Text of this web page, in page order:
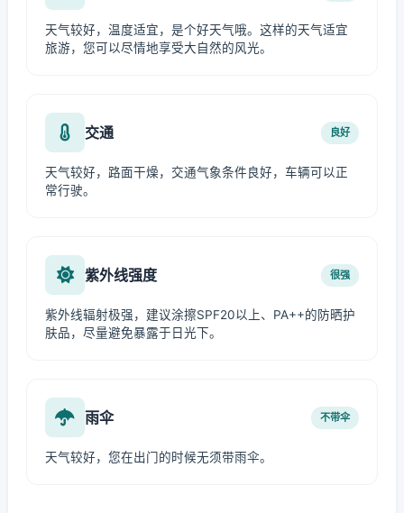
天气较好，温度适宜，是个好天气哦。这样的天气适宜
旅游，您可以尽情地享受大自然的风光。
交通 良好
天气较好，路面干燥，交通气象条件良好，车辆可以正
常行驶。
紫外线强度 很强
紫外线辐射极强，建议涂擦SPF20以上、PA++的防晒护
肤品，尽量避免暴露于日光下。
雨伞 不带伞
天气较好，您在出门的时候无须带雨伞。